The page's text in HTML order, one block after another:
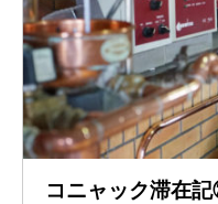
コニャック滞在